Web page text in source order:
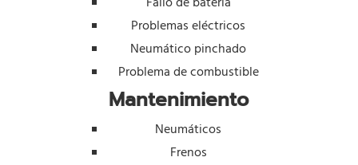
Problemas eléctricos
Neumático pinchado
Problema de combustible
Mantenimiento
Neumáticos
Frenos